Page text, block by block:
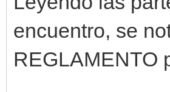
encuentro, se
REGLAMENTO